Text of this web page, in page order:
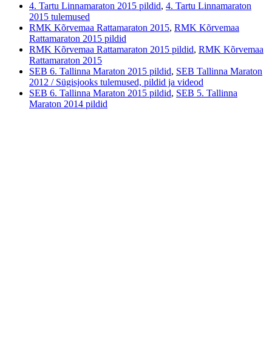
4. Tartu Linnamaraton 2015 pildid, 4. Tartu Linnamaraton
2015 tulemused
RMK Kõrvemaa Rattamaraton 2015, RMK Kõrvemaa
Rattamaraton 2015 pildid
RMK Kõrvemaa Rattamaraton 2015 pildid, RMK Kõrvemaa
Rattamaraton 2015
SEB 6. Tallinna Maraton 2015 pildid, SEB Tallinna Maraton
2012 / Sügisjooks tulemused, pildid ja videod
SEB 6. Tallinna Maraton 2015 pildid, SEB 5. Tallinna
Maraton 2014 pildid